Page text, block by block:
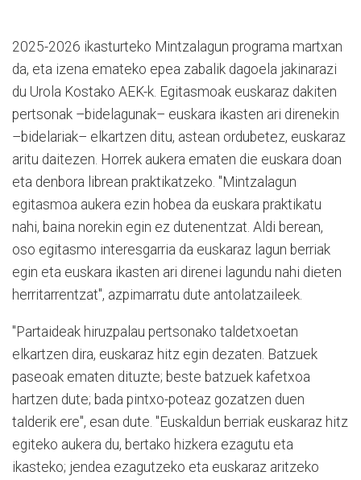
2025-2026 ikasturteko Mintzalagun programa martxan
da, eta izena emateko epea zabalik dagoela jakinarazi
du Urola Kostako AEK-k. Egitasmoak euskaraz dakiten
pertsonak –bidelagunak– euskara ikasten ari direnekin
–bidelariak– elkartzen ditu, astean ordubetez, euskaraz
aritu daitezen. Horrek aukera ematen die euskara doan
eta denbora librean praktikatzeko. "Mintzalagun
egitasmoa aukera ezin hobea da euskara praktikatu
nahi, baina norekin egin ez dutenentzat. Aldi berean,
oso egitasmo interesgarria da euskaraz lagun berriak
egin eta euskara ikasten ari direnei lagundu nahi dieten
herritarrentzat", azpimarratu dute antolatzaileek.
"Partaideak hiruzpalau pertsonako taldetxoetan
elkartzen dira, euskaraz hitz egin dezaten. Batzuek
paseoak ematen dituzte; beste batzuek kafetxoa
hartzen dute; bada pintxo-poteaz gozatzen duen
talderik ere", esan dute. "Euskaldun berriak euskaraz hitz
egiteko aukera du, bertako hizkera ezagutu eta
ikasteko; jendea ezagutzeko eta euskaraz aritzeko